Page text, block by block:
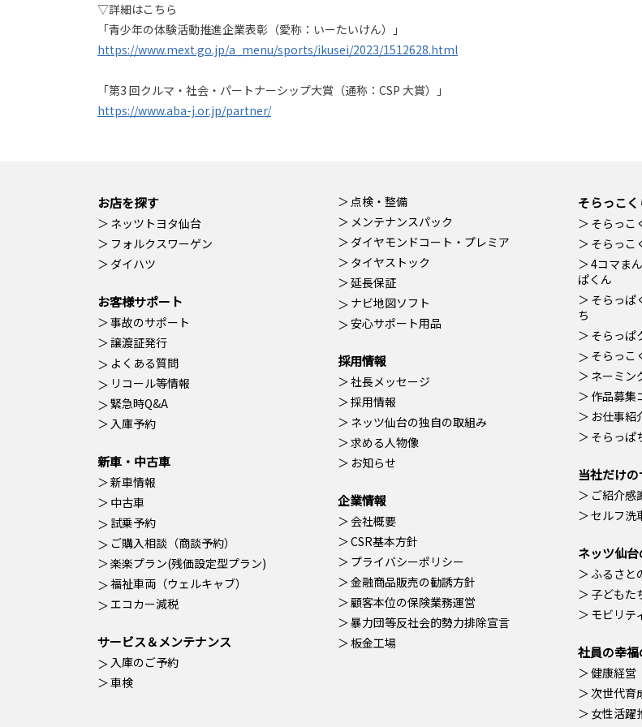
▽詳細はこちら
「青少年の体験活動推進企業表彰（愛称：いーたいけん）」
https://www.mext.go.jp/a_menu/sports/ikusei/2023/1512628.html
「第3 回クルマ・社会・パートナーシップ大賞（通称：CSP 大賞）」
https://www.aba-j.or.jp/partner/
お店を探す
ネッツトヨタ仙台
フォルクスワーゲン
ダイハツ
お客様サポート
事故のサポート
譲渡証発行
よくある質問
リコール等情報
緊急時Q&A
入庫予約
新車・中古車
新車情報
中古車
試乗予約
ご購入相談（商談予約）
楽楽プラン(残価設定型プラン)
福祉車両（ウェルキャブ）
エコカー減税
サービス＆メンテナンス
入庫のご予約
車検
点検・整備
メンテナンスパック
ダイヤモンドコート・プレミア
タイヤストック
延長保証
ナビ地図ソフト
安心サポート用品
採用情報
社長メッセージ
採用情報
ネッツ仙台の独自の取組み
求める人物像
お知らせ
企業情報
会社概要
CSR基本方針
プライバシーポリシー
金融商品販売の勧誘方針
顧客本位の保険業務運営
暴力団等反社会的勢力排除宣言
板金工場
そらっこ
そらっこ
そらっこ
4コマま
ぱくん
そらっぱ
ち
そらっぱ
そらっこ
ネーミン
作品募集
お仕事紹
そらっぱ
当社だけ
ご紹介感
セルフ洗
ネッツ仙台
ふるさと
子どもた
モビリテ
社員の幸
健康経営
次世代育
女性活躍